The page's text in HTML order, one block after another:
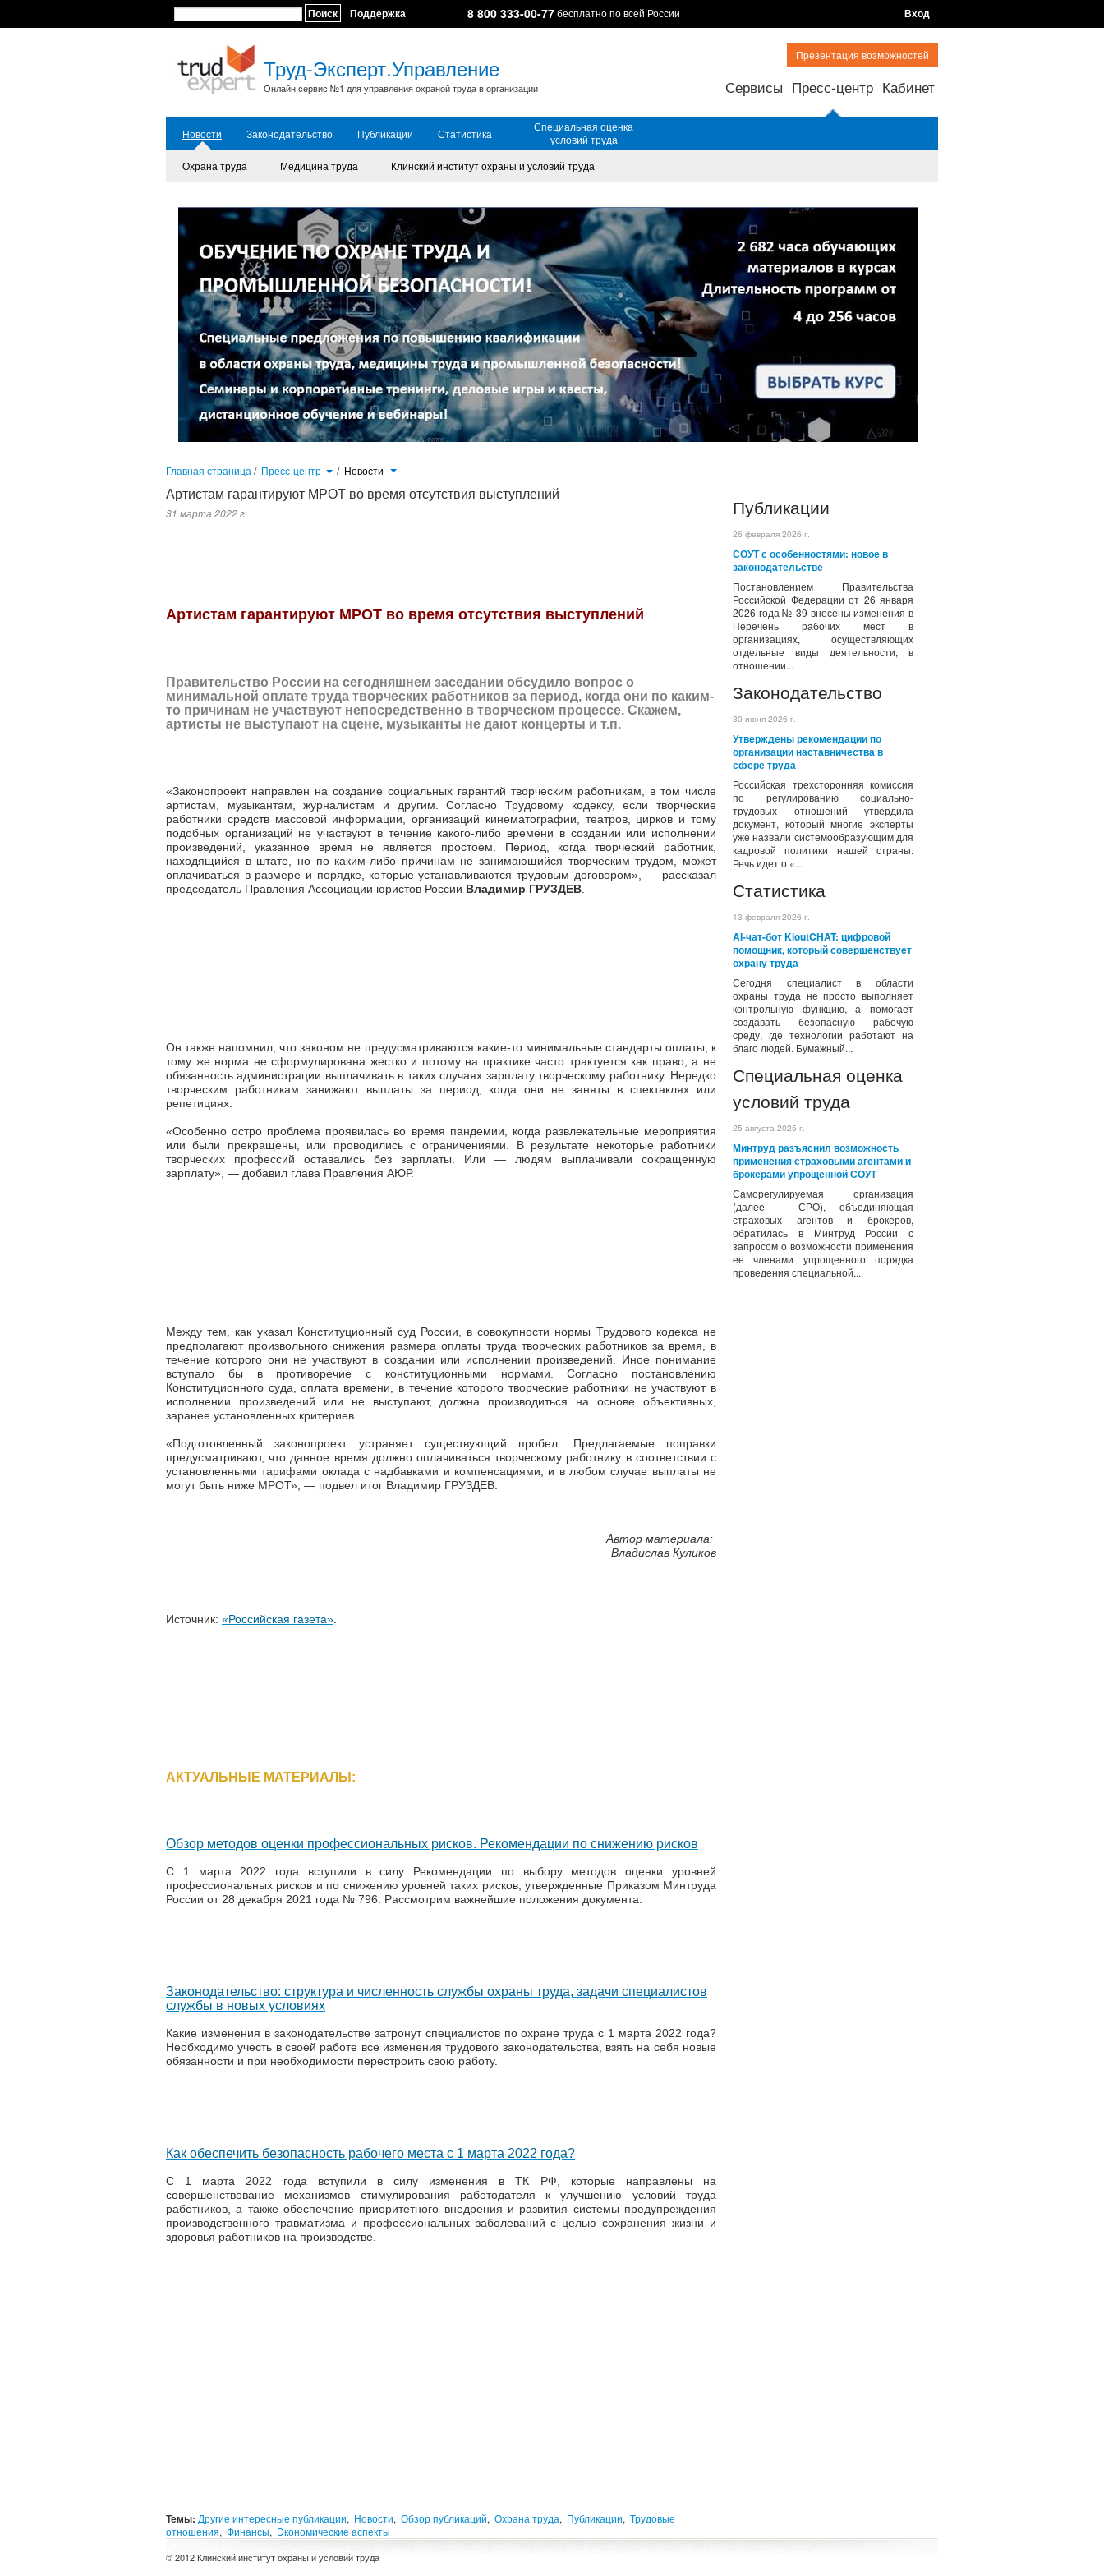
Поиск Поддержка 8 800 333-00-77бесплатно по всей России Вход
Труд-Эксперт.Управление
Онлайн сервис №1 для управления охраной труда в организации
Презентация возможностей
Сервисы Пресс-центр Кабинет
Новости Законодательство Публикации Статистика
Специальная оценка
условий труда
Охрана труда
Медицина труда Клинский институт охраны и условий труда
Главная страница / Пресс-центр / Новости
Публикации
26 февраля 2026 г.
СОУТ с особенностями: новое в
законодательстве
Постановлением Правительства
Российской Федерации от 26 января
2026 года № 39 внесены изменения в
Перечень рабочих мест в
организациях, осуществляющих
отдельные виды деятельности, в
отношении...
Законодательство
30 июня 2026 г.
Утверждены рекомендации по
организации наставничества в
сфере труда
Российская трехсторонняя комиссия
по регулированию социально-
трудовых отношений утвердила
документ, который многие эксперты
уже назвали системообразующим для
кадровой политики нашей страны.
Речь идет о «...
Статистика
13 февраля 2026 г.
AI-чат-бот KioutCHAT: цифровой
помощник, который совершенствует
охрану труда
Сегодня специалист в области
охраны труда не просто выполняет
контрольную функцию, а помогает
создавать безопасную рабочую
среду, где технологии работают на
благо людей. Бумажный...
Специальная оценка
условий труда
25 августа 2025 г.
Минтруд разъяснил возможность
применения страховыми агентами и
брокерами упрощенной СОУТ
Саморегулируемая организация
(далее – СРО), объединяющая
страховых агентов и брокеров,
обратилась в Минтруд России с
запросом о возможности применения
ее членами упрощенного порядка
проведения специальной...
Артистам гарантируют МРОТ во время отсутствия выступлений
31 марта 2022 г.
Артистам гарантируют МРОТ во время отсутствия выступлений
Правительство России на сегодняшнем заседании обсудило вопрос о
минимальной оплате труда творческих работников за период, когда они по каким-
то причинам не участвуют непосредственно в творческом процессе. Скажем,
артисты не выступают на сцене, музыканты не дают концерты и т.п.
«Законопроект направлен на создание социальных гарантий творческим работникам, в том числе
артистам, музыкантам, журналистам и другим. Согласно Трудовому кодексу, если творческие
работники средств массовой информации, организаций кинематографии, театров, цирков и тому
подобных организаций не участвуют в течение какого-либо времени в создании или исполнении
произведений, указанное время не является простоем. Период, когда творческий работник,
находящийся в штате, но по каким-либо причинам не занимающийся творческим трудом, может
оплачиваться в размере и порядке, которые устанавливаются трудовым договором»,— рассказал
председатель Правления Ассоциации юристов России Владимир ГРУЗДЕВ.
Он также напомнил, что законом не предусматриваются какие-то минимальные стандарты оплаты, к
тому же норма не сформулирована жестко и потому на практике часто трактуется как право, а не
обязанность администрации выплачивать в таких случаях зарплату творческому работнику. Нередко
творческим работникам занижают выплаты за период, когда они не заняты в спектаклях или
репетициях.
«Особенно остро проблема проявилась во время пандемии, когда развлекательные мероприятия
или были прекращены, или проводились с ограничениями. В результате некоторые работники
творческих профессий оставались без зарплаты. Или — людям выплачивали сокращенную
зарплату», — добавил глава Правления АЮР.
Между тем, как указал Конституционный суд России, в совокупности нормы Трудового кодекса не
предполагают произвольного снижения размера оплаты труда творческих работников за время, в
течение которого они не участвуют в создании или исполнении произведений. Иное понимание
вступало бы в противоречие с конституционными нормами. Согласно постановлению
Конституционного суда, оплата времени, в течение которого творческие работники не участвуют в
исполнении произведений или не выступают, должна производиться на основе объективных,
заранее установленных критериев.
«Подготовленный законопроект устраняет существующий пробел. Предлагаемые поправки
предусматривают, что данное время должно оплачиваться творческому работнику в соответствии с
установленными тарифами оклада с надбавками и компенсациями, и в любом случае выплаты не
могут быть ниже МРОТ», — подвел итог Владимир ГРУЗДЕВ.
Автор материала:
Владислав Куликов
Источник: «Российская газета».
АКТУАЛЬНЫЕ МАТЕРИАЛЫ:
Обзор методов оценки профессиональных рисков. Рекомендации по снижению рисков
С 1 марта 2022 года вступили в силу Рекомендации по выбору методов оценки уровней
профессиональных рисков и по снижению уровней таких рисков, утвержденные Приказом Минтруда
России от 28 декабря 2021 года № 796. Рассмотрим важнейшие положения документа.
Законодательство: структура и численность службы охраны труда, задачи специалистов
службы в новых условиях
Какие изменения в законодательстве затронут специалистов по охране труда с 1 марта 2022 года?
Необходимо учесть в своей работе все изменения трудового законодательства, взять на себя новые
обязанности и при необходимости перестроить свою работу.
Как обеспечить безопасность рабочего места с 1 марта 2022 года?
С 1 марта 2022 года вступили в силу изменения в ТК РФ, которые направлены на
совершенствование механизмов стимулирования работодателя к улучшению условий труда
работников, а также обеспечение приоритетного внедрения и развития системы предупреждения
производственного травматизма и профессиональных заболеваний с целью сохранения жизни и
здоровья работников на производстве.
Темы: Другие интересные публикации, Новости, Обзор публикаций, Охрана труда, Публикации, Трудовые
отношения, Финансы, Экономические аспекты
© 2012 Клинский институт охраны и условий труда